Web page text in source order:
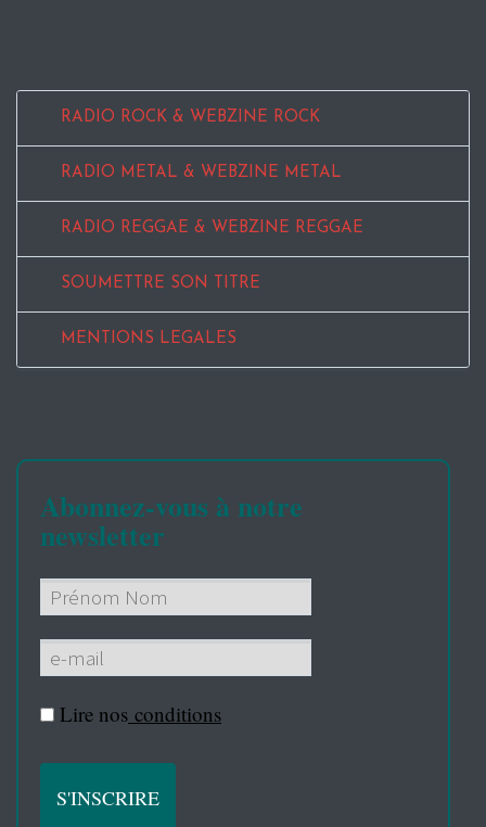
RADIO ROCK & WEBZINE ROCK
RADIO METAL & WEBZINE METAL
RADIO REGGAE & WEBZINE REGGAE
SOUMETTRE SON TITRE
MENTIONS LEGALES
Abonnez-vous à notre
newsletter
Lire nos conditions